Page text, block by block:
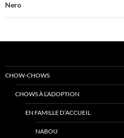
Nero
CHOW-CHOWS
CHOWS À L’ADOPTION
EN FAMILLE D’ACCUEIL
NABOU